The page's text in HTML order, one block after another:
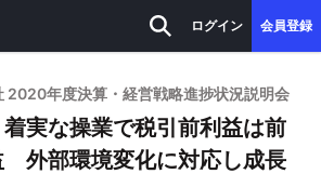
ログイン 会員登録
2020年度決算・経営戦略進捗状況説明会
実な操業で税引前利益は前
外部環境変化に対応し成長